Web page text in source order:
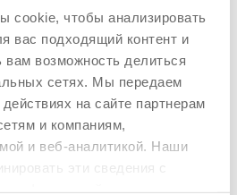
cookie, чтобы анализировать
вас подходящий контент и
вам возможность делиться
сетях. Мы передаем
на сайте партнерам
и компаниям,
и веб-аналитикой. Наши
эти сведения с